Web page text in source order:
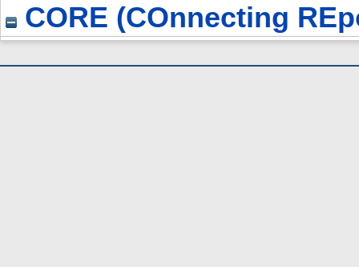
CORE (COnnecting